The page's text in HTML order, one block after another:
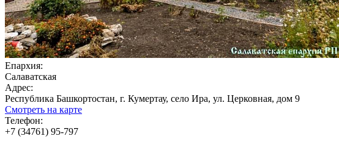
Епархия:
Салаватская
Адрес:
Республика Башкортостан, г. Кумертау, село Ира, ул. Церковная, дом 9
Смотреть на карте
Телефон:
+7 (34761) 95-797